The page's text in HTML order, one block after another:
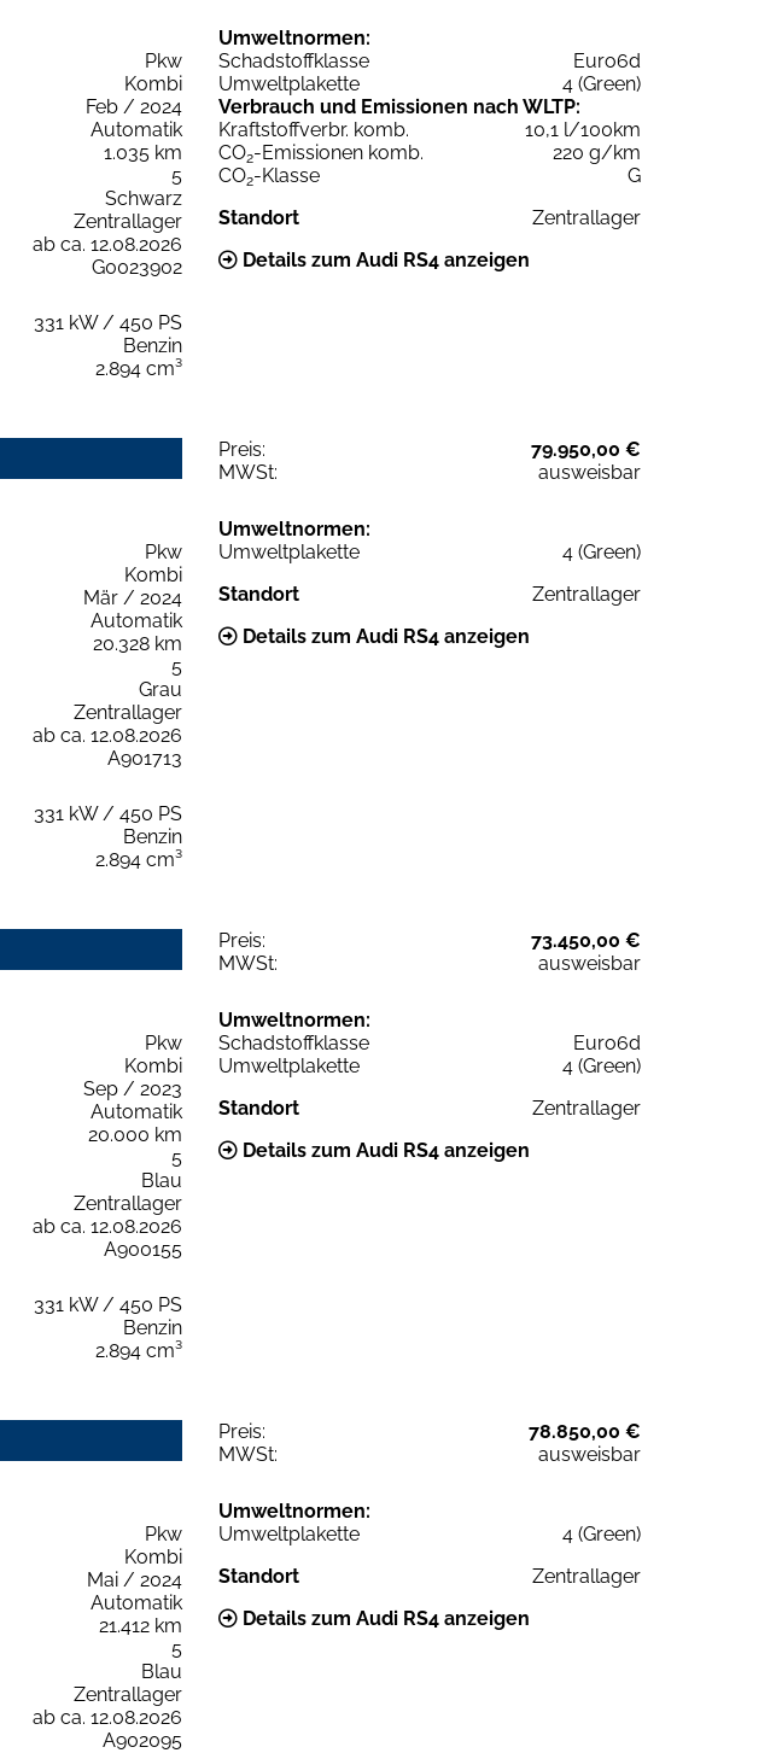
Pkw
Kombi
Feb / 2024
Automatik
1.035 km
5
Schwarz
Zentrallager
ab ca. 12.08.2026
G0023902
331 kW / 450 PS
Benzin
2.894 cm³
Umweltnormen:
Schadstoffklasse
Euro6d
Umweltplakette
4 (Green)
Verbrauch und Emissionen nach WLTP:
Kraftstoffverbr. komb.
10,1 l/100km
CO2-Emissionen komb.
220 g/km
CO2-Klasse
G
Standort
Zentrallager
Details zum Audi RS4 anzeigen
Preis:
79.950,00 €
MWSt:
ausweisbar
Pkw
Kombi
Mär / 2024
Automatik
20.328 km
5
Grau
Zentrallager
ab ca. 12.08.2026
A901713
331 kW / 450 PS
Benzin
2.894 cm³
Umweltnormen:
Umweltplakette
4 (Green)
Standort
Zentrallager
Details zum Audi RS4 anzeigen
Preis:
73.450,00 €
MWSt:
ausweisbar
Pkw
Kombi
Sep / 2023
Automatik
20.000 km
5
Blau
Zentrallager
ab ca. 12.08.2026
A900155
331 kW / 450 PS
Benzin
2.894 cm³
Umweltnormen:
Schadstoffklasse
Euro6d
Umweltplakette
4 (Green)
Standort
Zentrallager
Details zum Audi RS4 anzeigen
Preis:
78.850,00 €
MWSt:
ausweisbar
Pkw
Kombi
Mai / 2024
Automatik
21.412 km
5
Blau
Zentrallager
ab ca. 12.08.2026
A902095
Umweltnormen:
Umweltplakette
4 (Green)
Standort
Zentrallager
Details zum Audi RS4 anzeigen